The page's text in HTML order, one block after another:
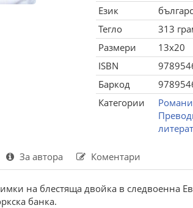
Език
Тегло
313
Размери
13x20
ISBN
Баркод
Категории
За автора Коментари
на блестяща двойка в следвоенна
банка.